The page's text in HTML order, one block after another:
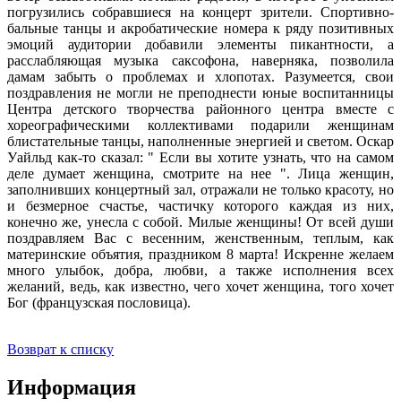
погрузились собравшиеся на концерт зрители. Спортивно-
бальные танцы и акробатические номера к ряду позитивных
эмоций аудитории добавили элементы пикантности, а
расслабляющая музыка саксофона, наверняка, позволила
дамам забыть о проблемах и хлопотах. Разумеется, свои
поздравления не могли не преподнести юные воспитанницы
Центра детского творчества районного центра вместе с
хореографическими коллективами подарили женщинам
блистательные танцы, наполненные энергией и светом. Оскар
Уайльд как-то сказал: " Если вы хотите узнать, что на самом
деле думает женщина, смотрите на нее ". Лица женщин,
заполнивших концертный зал, отражали не только красоту, но
и безмерное счастье, частичку которого каждая из них,
конечно же, унесла с собой. Милые женщины! От всей души
поздравляем Вас с весенним, женственным, теплым, как
материнские объятия, праздником 8 марта! Искренне желаем
много улыбок, добра, любви, а также исполнения всех
желаний, ведь, как известно, чего хочет женщина, того хочет
Бог (французская пословица).
Возврат к списку
Информация